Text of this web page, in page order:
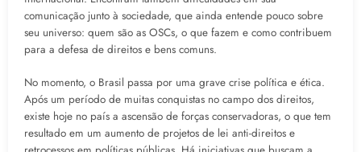
comunicação junto à sociedade, que ainda entende pouco sobre
seu universo: quem são as OSCs, o que fazem e como contribuem
para a defesa de direitos e bens comuns.
No momento, o Brasil passa por uma grave crise política e ética.
Após um período de muitas conquistas no campo dos direitos,
existe hoje no país a ascensão de forças conservadoras, o que tem
resultado em um aumento de projetos de lei anti-direitos e